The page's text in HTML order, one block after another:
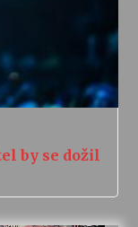
by se dožil